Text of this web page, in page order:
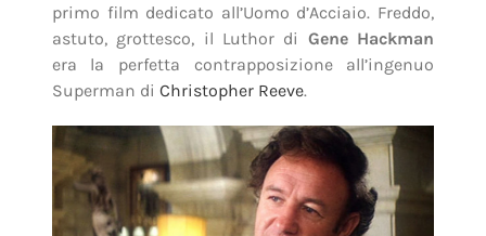
primo film dedicato all’Uomo d’Acciaio. Freddo,
astuto, grottesco, il Luthor di Gene Hackman
era la perfetta contrapposizione all’ingenuo
Superman di Christopher Reeve.